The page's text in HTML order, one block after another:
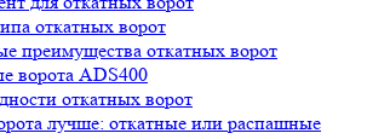
откатных ворот
преимущества откатных ворот
ворота ADS400
откатных ворот
лучше: откатные или распашные